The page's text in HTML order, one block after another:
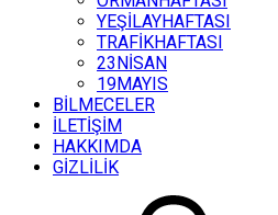
YEŞİLAYHAFTASI
TRAFİKHAFTASI
23NİSAN
19MAYIS
BİLMECELER
İLETİŞİM
HAKKIMDA
GİZLİLİK